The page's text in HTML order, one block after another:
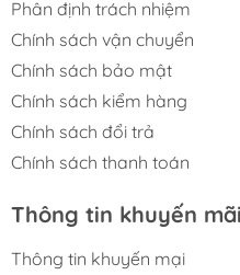
Phân định trách nhiệm
Chính sách vận chuyển
Chính sách bảo mật
Chính sách kiểm hàng
Chính sách đổi trả
Chính sách thanh toán
Thông tin khuyến mãi
Thông tin khuyến mại